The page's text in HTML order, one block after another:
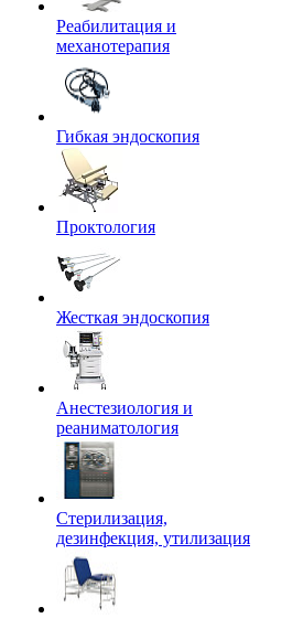
Реабилитация и
механотерапия
Гибкая эндоскопия
Проктология
Жесткая эндоскопия
Анестезиология и
реаниматология
Стерилизация,
дезинфекция, утилизация